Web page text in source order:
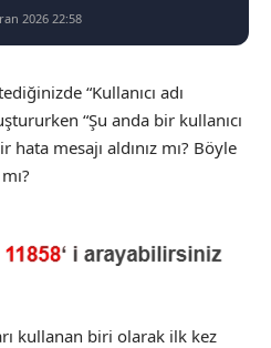
2026 22:58
“Kullanıcı adı
“Şu anda bir kullanıcı
hata mesajı aldınız mı? Böyle
kullanan biri olarak ilk kez